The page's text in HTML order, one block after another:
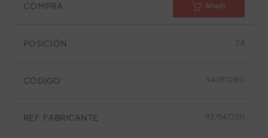
COMPRA Añadir
POSICIÓN 24
CÓDIGO 9AGF12180
REF. FABRICANTE 9375477011